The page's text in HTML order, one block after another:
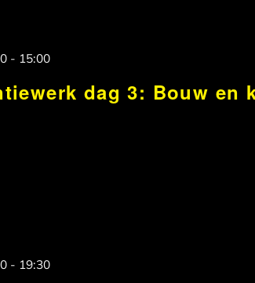
dag 3: Bouw en
- 15:00
- 19:30